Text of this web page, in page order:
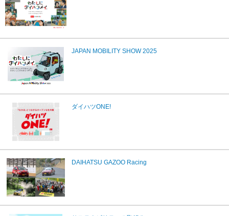
JAPAN MOBILITY SHOW 2025
ダイハツONE!
DAIHATSU GAZOO Racing